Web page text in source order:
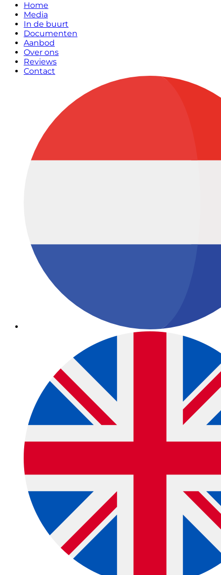
Home
Media
In de buurt
Documenten
Aanbod
Over ons
Reviews
Contact